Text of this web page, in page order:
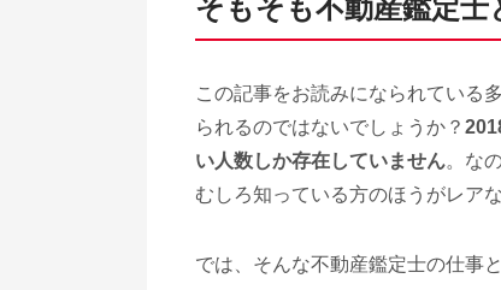
そもそも不動産鑑定士
この記事をお読みになられている
られるのではないでしょうか？
い人数しか存在していません。な
むしろ知っている方のほうがレア
では、そんな不動産鑑定士の仕事